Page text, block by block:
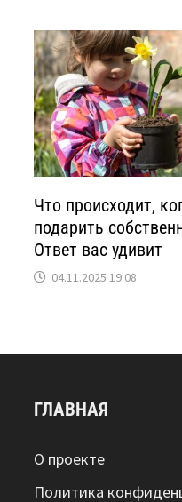
Что происходит,
подарить
Ответ вас удивит
04.11.2025 19:08
ГЛАВНАЯ
О проекте
Политика